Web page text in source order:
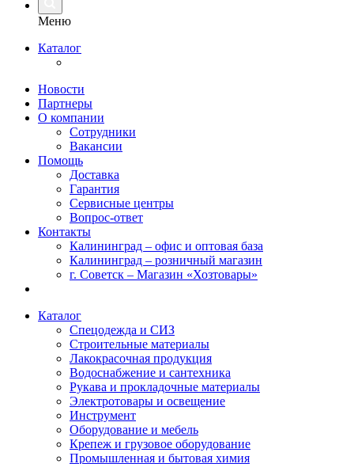
Меню
Каталог
Новости
Партнеры
О компании
Сотрудники
Вакансии
Помощь
Доставка
Гарантия
Сервисные центры
Вопрос-ответ
Контакты
Калининград – офис и оптовая база
Калининград – розничный магазин
г. Советск – Магазин «Хозтовары»
Каталог
Спецодежда и СИЗ
Строительные материалы
Лакокрасочная продукция
Водоснабжение и сантехника
Рукава и прокладочные материалы
Электротовары и освещение
Инструмент
Оборудование и мебель
Крепеж и грузовое оборудование
Промышленная и бытовая химия